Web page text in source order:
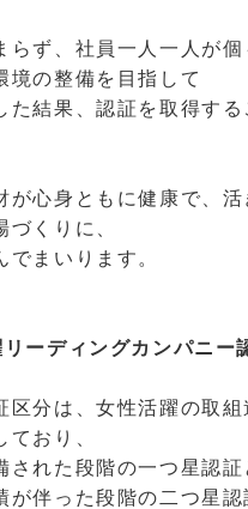
らず、社員一人一人が個
境の整備を目指して
た結果、認証を取得する
が心身ともに健康で、活
づくりに、
まいります。
ーディングカンパニー
区分は、女性活躍の取組
ており、
された段階の一つ星認
が伴った段階の二つ星認